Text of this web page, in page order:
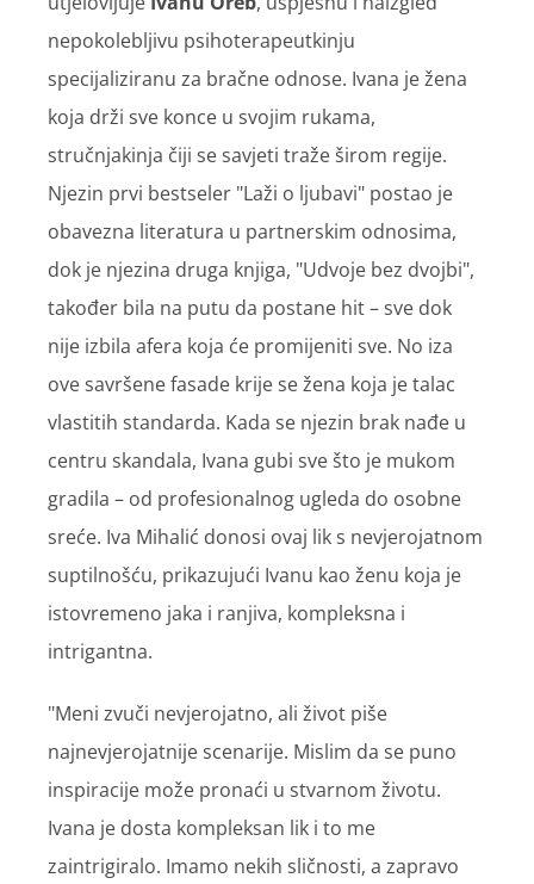
nepokolebljivu psihoterapeutkinju
specijaliziranu za bračne odnose. Ivana je žena
koja drži sve konce u svojim rukama,
stručnjakinja čiji se savjeti traže širom regije.
Njezin prvi bestseler "Laži o ljubavi" postao je
obavezna literatura u partnerskim odnosima,
dok je njezina druga knjiga, "Udvoje bez dvojbi",
također bila na putu da postane hit – sve dok
nije izbila afera koja će promijeniti sve. No iza
ove savršene fasade krije se žena koja je talac
vlastitih standarda. Kada se njezin brak nađe u
centru skandala, Ivana gubi sve što je mukom
gradila – od profesionalnog ugleda do osobne
sreće. Iva Mihalić donosi ovaj lik s nevjerojatnom
suptilnošću, prikazujući Ivanu kao ženu koja je
istovremeno jaka i ranjiva, kompleksna i
intrigantna.
"Meni zvuči nevjerojatno, ali život piše
najnevjerojatnije scenarije. Mislim da se puno
inspiracije može pronaći u stvarnom životu.
Ivana je dosta kompleksan lik i to me
zaintrigiralo. Imamo nekih sličnosti, a zapravo